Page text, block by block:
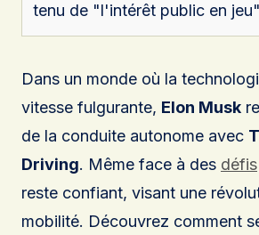
tenu de "l'intérêt public en
Dans un monde où la
vitesse fulgurante, Elon Musk
de la conduite autonome avec
Driving. Même face à des défis
reste confiant, visant une
mobilité. Découvrez comment